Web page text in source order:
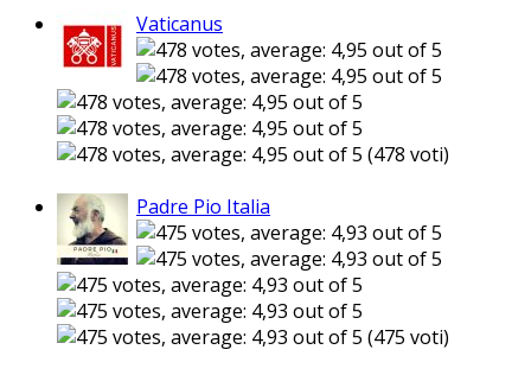
Vaticanus
(478 voti)
Padre Pio Italia
(475 voti)